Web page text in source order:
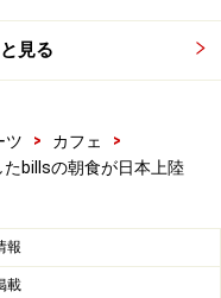
見る
ツ > カフェ
>
たbillsの朝食が日本上陸
報
載